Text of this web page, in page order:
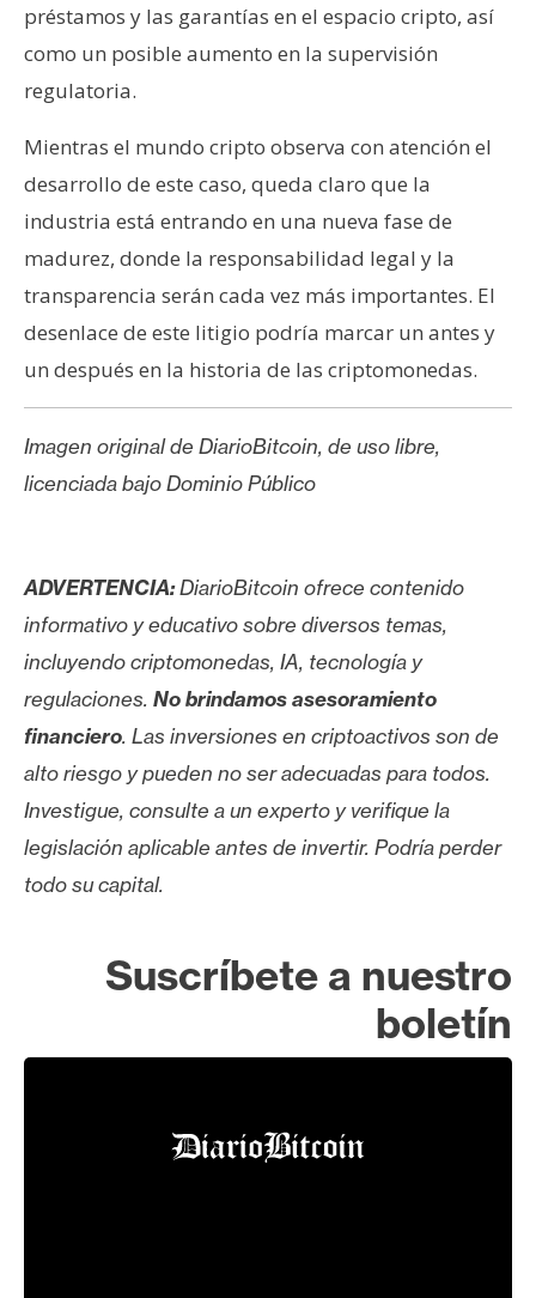
préstamos y las garantías en el espacio cripto, así
como un posible aumento en la supervisión
regulatoria.
Mientras el mundo cripto observa con atención el
desarrollo de este caso, queda claro que la
industria está entrando en una nueva fase de
madurez, donde la responsabilidad legal y la
transparencia serán cada vez más importantes. El
desenlace de este litigio podría marcar un antes y
un después en la historia de las criptomonedas.
Imagen original de DiarioBitcoin, de uso libre,
licenciada bajo Dominio Público
ADVERTENCIA:DiarioBitcoin ofrece contenido
informativo y educativo sobre diversos temas,
incluyendo criptomonedas, IA, tecnología y
regulaciones. No brindamos asesoramiento
financiero. Las inversiones en criptoactivos son de
alto riesgo y pueden no ser adecuadas para todos.
Investigue, consulte a un experto y verifique la
legislación aplicable antes de invertir. Podría perder
todo su capital.
Suscríbete a nuestro
boletín